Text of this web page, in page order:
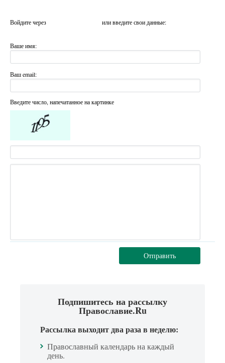
Войдите через или введите свои данные:
Ваше имя:
Ваш email:
Введите число, напечатанное на картинке
Отправить
Подпишитесь на рассылку
Православие.Ru
Рассылка выходит два раза в неделю:
Православный календарь на каждый
день.